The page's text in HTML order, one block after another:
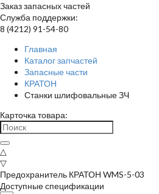
Заказ запасных частей
Служба поддержки:
8 (4212) 91-54-80
Главная
Каталог запчастей
Запасные части
КРАТОН
Станки шлифовальные ЗЧ
Карточка товара:
△
▽
Предохранитель КРАТОН WMS-5-03
Доступные спецификации